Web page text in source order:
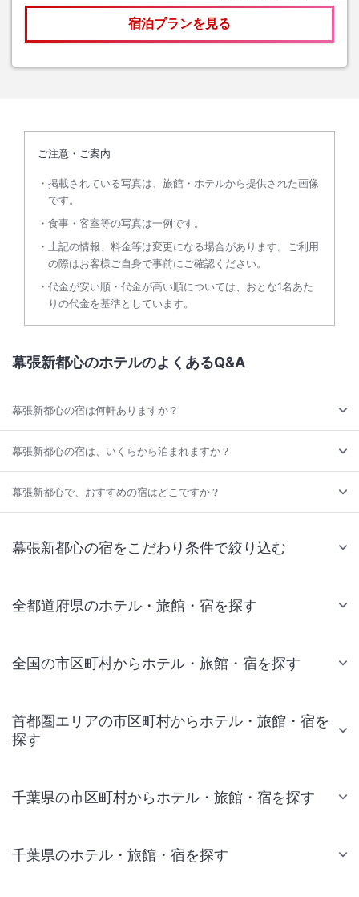
宿泊プランを見る
ご注意・ご案内
掲載されている写真は、旅館・ホテルから提供された画像
です。
食事・客室等の写真は一例です。
上記の情報、料金等は変更になる場合があります。ご利用
の際はお客様ご自身で事前にご確認ください。
代金が安い順・代金が高い順については、おとな1名あた
りの代金を基準としています。
幕張新都心のホテルのよくあるQ&A
幕張新都心の宿は何軒ありますか？
幕張新都心の宿は、いくらから泊まれますか？
幕張新都心で、おすすめの宿はどこですか？
幕張新都心の宿をこだわり条件で絞り込む
全都道府県のホテル・旅館・宿を探す
全国の市区町村からホテル・旅館・宿を探す
首都圏エリアの市区町村からホテル・旅館・宿を
探す
千葉県の市区町村からホテル・旅館・宿を探す
千葉県のホテル・旅館・宿を探す